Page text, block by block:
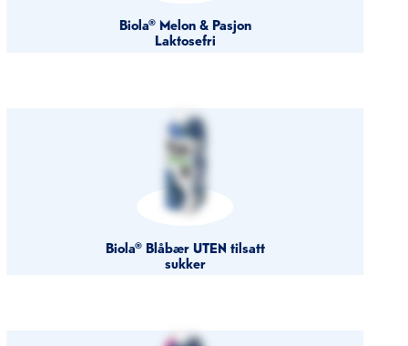
Biola® Melon & Pasjon
Laktosefri
Biola® Blåbær UTEN tilsatt
sukker